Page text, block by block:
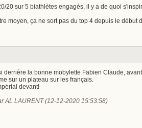
20 sur 5 biathlètes engagés, il y a de quoi
moyen, ça ne sort pas du top 4 depuis le début
derrière la bonne mobylette Fabien Claude,
sur un plateau sur les français.
devant!
AL LAURENT (12-12-2020 15:53:58)